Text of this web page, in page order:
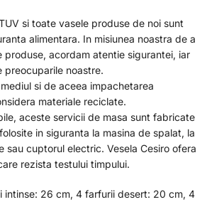
si toate vasele produse de noi sunt
alimentara. In misiunea noastra de a
produse, acordam atentie sigurantei, iar
preocuparile noastre.
si de aceea impachetarea
materiale reciclate.
aceste servicii de masa sunt fabricate
in siguranta la masina de spalat, la
sau cuptorul electric. Vesela Cesiro ofera
rezista testului timpului.
intinse: 26 cm, 4 farfurii desert: 20 cm, 4